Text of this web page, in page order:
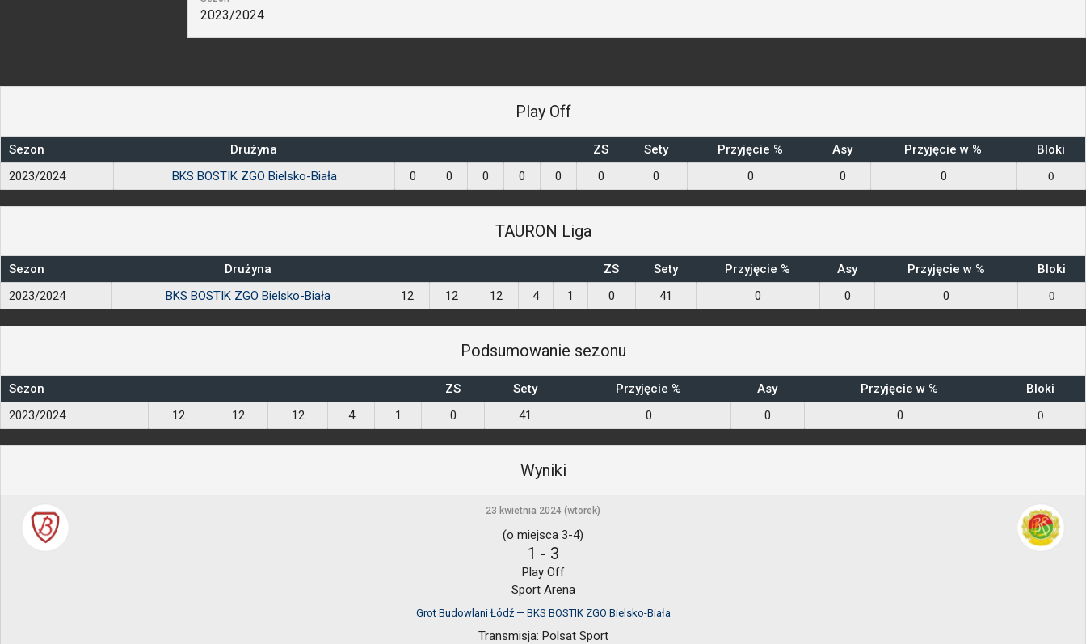
2023/2024
Play Off
Sezon Drużyna ZS Sety Przyjęcie % Asy Przyjęcie w %
Bloki
2023/2024
BKS BOSTIK ZGO Bielsko-Biała 0 0 0 0 0 0 0 0 0 0 0
TAURON Liga
Sezon Drużyna ZS Sety Przyjęcie % Asy Przyjęcie w %
Bloki
2023/2024
BKS BOSTIK ZGO Bielsko-Biała 12 12 12 4 1 0 41 0 0 0 0
Podsumowanie sezonu
Sezon ZS Sety Przyjęcie % Asy Przyjęcie w %
Bloki
2023/2024
12 12 12 4 1 0 41 0 0 0 0
Wyniki
23 kwietnia 2024 (wtorek)
(o miejsca 3-4)
1 - 3
Play Off
Sport Arena
Grot Budowlani Łódź — BKS BOSTIK ZGO Bielsko-Biała
Transmisja: Polsat Sport